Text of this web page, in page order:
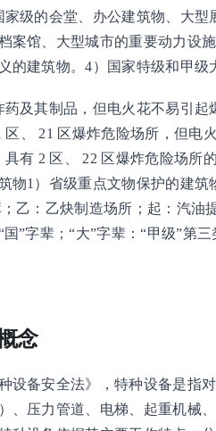
级的会堂、办公建筑物、大
案馆、大型城市的重要动力设
的建筑物。4）国家特级和甲级
及其制品，但电火花不易引
区、 21 区爆炸危险场所，但电
有 2 区、 22 区爆炸危险场所
物1）省级重点文物保护的建
乙：乙炔制造场所；起：汽油
”字辈；“大”字辈：“甲级”第
念
设备安全法》，特种设备是指
、压力管道、电梯、起重机械